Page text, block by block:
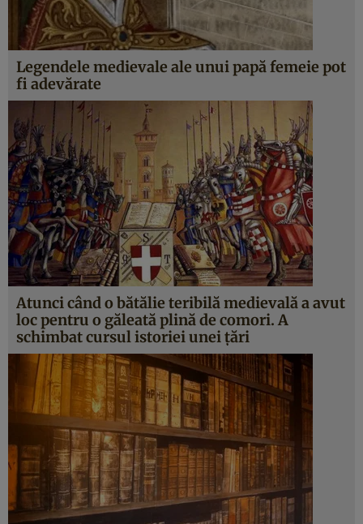
Legendele medievale ale unui papă femeie pot
fi adevărate
Atunci când o bătălie teribilă medievală a avut
loc pentru o găleată plină de comori. A
schimbat cursul istoriei unei ţări